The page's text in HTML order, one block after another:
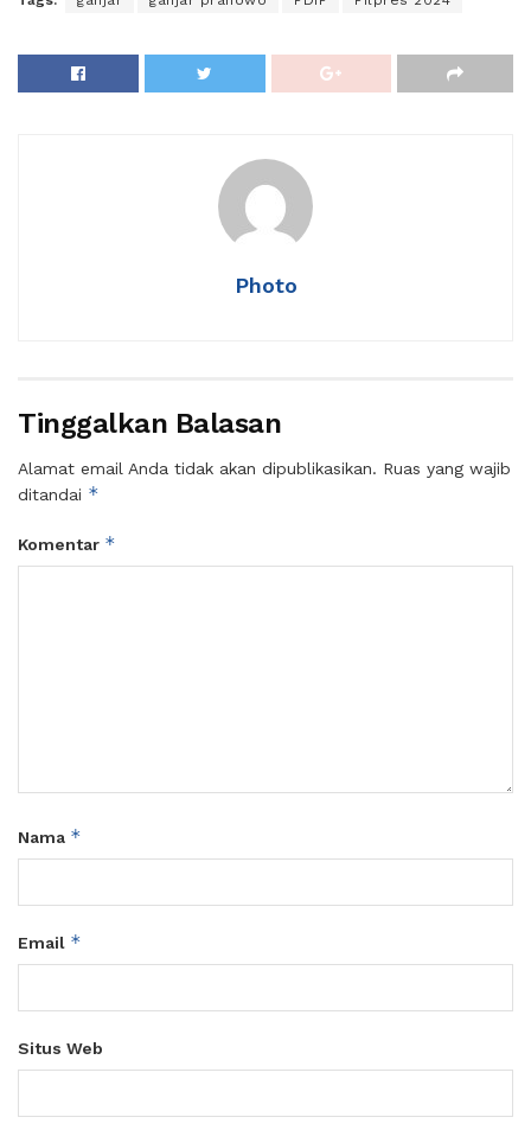
Photo
Tinggalkan Balasan
Alamat email Anda tidak akan dipublikasikan. Ruas yang wajib
ditandai *
Komentar *
Nama *
Email *
Situs Web